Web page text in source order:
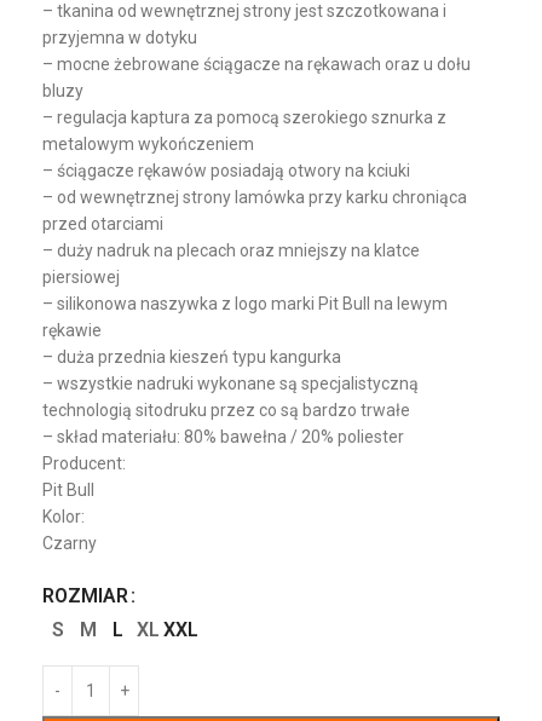
– tkanina od wewnętrznej strony jest szczotkowana i
przyjemna w dotyku
– mocne żebrowane ściągacze na rękawach oraz u dołu
bluzy
– regulacja kaptura za pomocą szerokiego sznurka z
metalowym wykończeniem
– ściągacze rękawów posiadają otwory na kciuki
– od wewnętrznej strony lamówka przy karku chroniąca
przed otarciami
– duży nadruk na plecach oraz mniejszy na klatce
piersiowej
– silikonowa naszywka z logo marki Pit Bull na lewym
rękawie
– duża przednia kieszeń typu kangurka
– wszystkie nadruki wykonane są specjalistyczną
technologią sitodruku przez co są bardzo trwałe
– skład materiału: 80% bawełna / 20% poliester
Producent:
Pit Bull
Kolor:
Czarny
ROZMIAR
S
M L XL XXL